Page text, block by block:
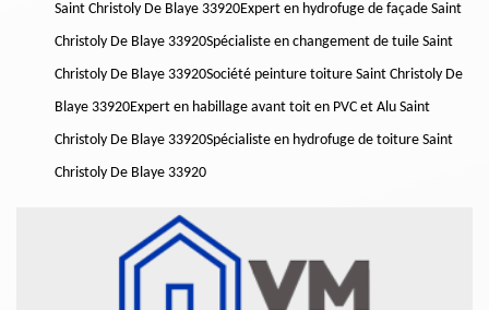
Saint Christoly De Blaye 33920Expert en hydrofuge de façade Saint
Christoly De Blaye 33920Spécialiste en changement de tuile Saint
Christoly De Blaye 33920Société peinture toiture Saint Christoly De
Blaye 33920Expert en habillage avant toit en PVC et Alu Saint
Christoly De Blaye 33920Spécialiste en hydrofuge de toiture Saint
Christoly De Blaye 33920